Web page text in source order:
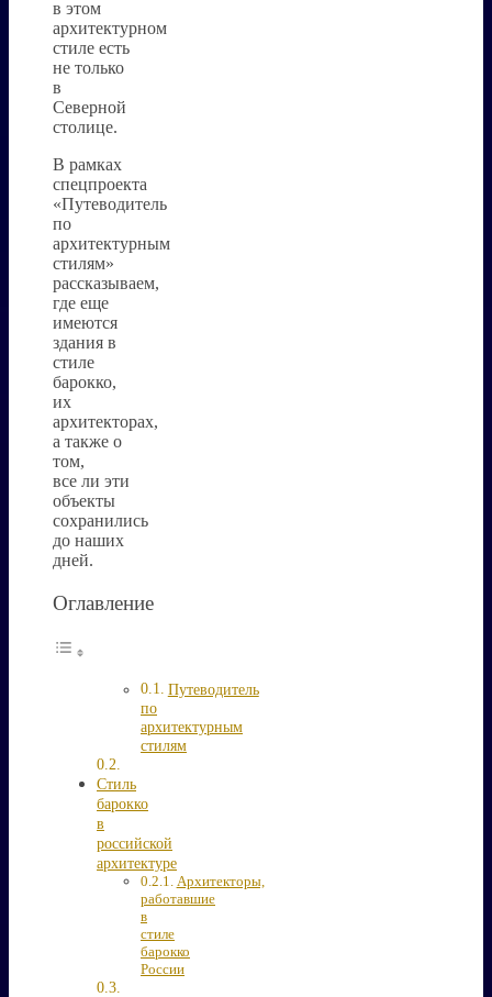
в этом
архитектурном
стиле есть
не только
в
Северной
столице.
В рамках
спецпроекта
«Путеводитель
по
архитектурным
стилям»
рассказываем,
где еще
имеются
здания в
стиле
барокко,
их
архитекторах,
а также о
том,
все ли эти
объекты
сохранились
до наших
дней.
Оглавление
Путеводитель
по
архитектурным
стилям
Стиль
барокко
в
российской
архитектуре
Архитекторы,
работавшие
в
стиле
барокко
России